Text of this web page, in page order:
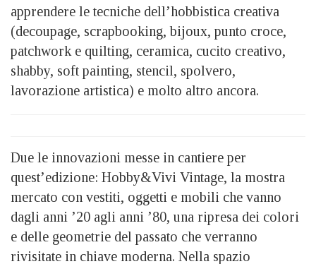
apprendere le tecniche dell’hobbistica creativa
(decoupage, scrapbooking, bijoux, punto croce,
patchwork e quilting, ceramica, cucito creativo,
shabby, soft painting, stencil, spolvero,
lavorazione artistica) e molto altro ancora.
Due le innovazioni messe in cantiere per
quest’edizione: Hobby&Vivi Vintage, la mostra
mercato con vestiti, oggetti e mobili che vanno
dagli anni ’20 agli anni ’80, una ripresa dei colori
e delle geometrie del passato che verranno
rivisitate in chiave moderna. Nella spazio